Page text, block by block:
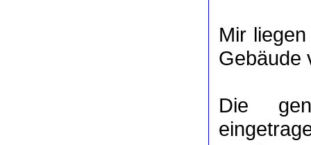
Mir
Gebäude
Die